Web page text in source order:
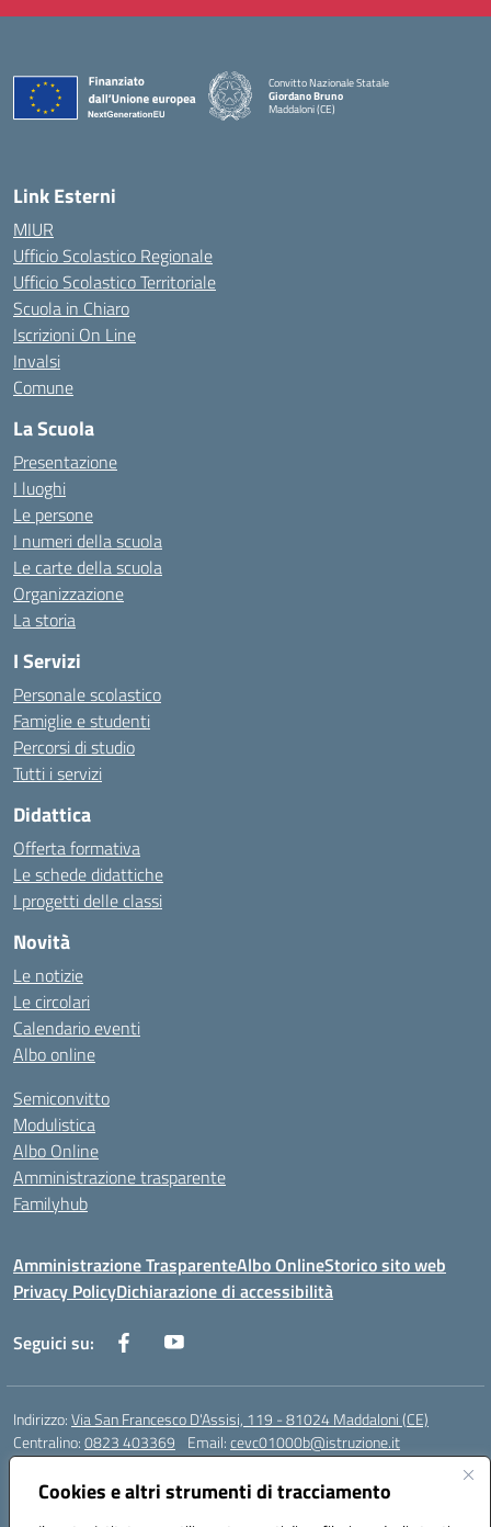
Cookies e altri strumenti di tracciamento
Convitto Nazionale Statale
Giordano Bruno
Maddaloni (CE)
Link Esterni
MIUR
Ufficio Scolastico Regionale
Ufficio Scolastico Territoriale
Scuola in Chiaro
Iscrizioni On Line
Invalsi
Comune
La Scuola
Presentazione
I luoghi
Le persone
I numeri della scuola
Le carte della scuola
Organizzazione
La storia
I Servizi
Personale scolastico
Famiglie e studenti
Percorsi di studio
Tutti i servizi
Didattica
Offerta formativa
Le schede didattiche
I progetti delle classi
Novità
Le notizie
Le circolari
Calendario eventi
Albo online
Semiconvitto
Modulistica
Albo Online
Amministrazione trasparente
Familyhub
Amministrazione TrasparenteAlbo OnlineStorico sito web
Privacy PolicyDichiarazione di accessibilità
Seguici su:
Indirizzo:Via San Francesco D'Assisi, 119 - 81024 Maddaloni (CE)
Centralino:0823 403369 Email:cevc01000b@istruzione.it
Posta elettronica certificata (PEC):
Codice fiscale: 80004990612 (Convitto) - 93044680614 (Scuole